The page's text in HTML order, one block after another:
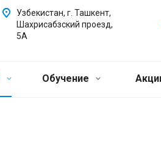
Узбекистан, г. Ташкент,
Шахрисабзский проезд,
5А
Обучение